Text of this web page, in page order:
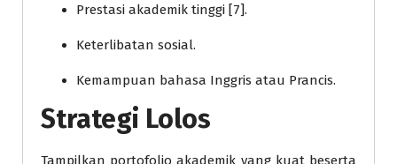
Prestasi akademik tinggi [7].
Keterlibatan sosial.
Kemampuan bahasa Inggris atau Prancis.
Strategi Lolos
Tampilkan portofolio akademik yang kuat beserta